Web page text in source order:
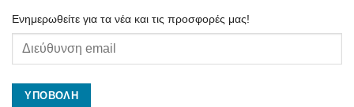
Ενημερωθείτε για τα νέα και τις προσφορές μας!